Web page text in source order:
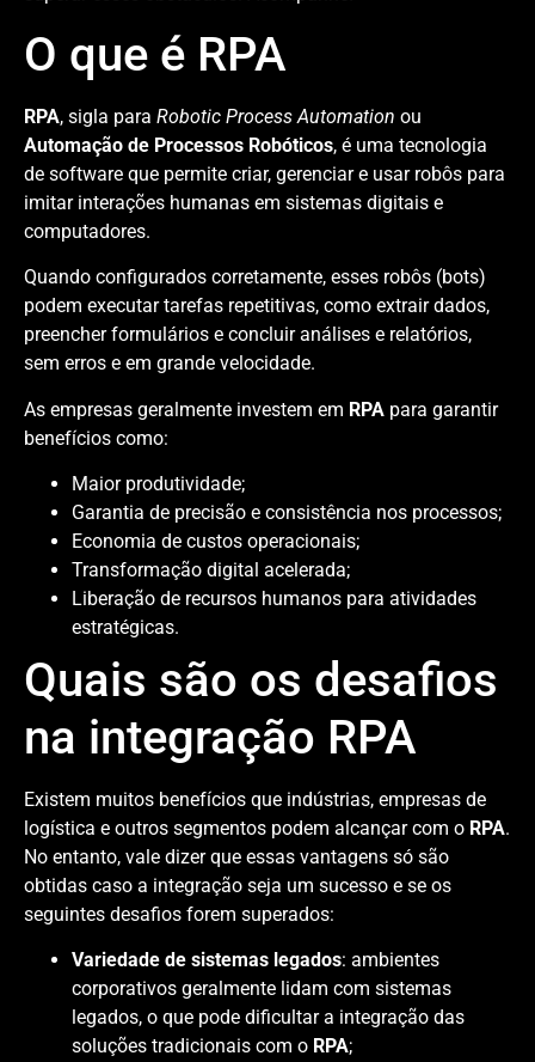
O que é RPA
RPA, sigla para Robotic Process Automation ou
Automação de Processos Robóticos, é uma tecnologia
de software que permite criar, gerenciar e usar robôs para
imitar interações humanas em sistemas digitais e
computadores.
Quando configurados corretamente, esses robôs (bots)
podem executar tarefas repetitivas, como extrair dados,
preencher formulários e concluir análises e relatórios,
sem erros e em grande velocidade.
As empresas geralmente investem em RPA para garantir
benefícios como:
Maior produtividade;
Garantia de precisão e consistência nos processos;
Economia de custos operacionais;
Transformação digital acelerada;
Liberação de recursos humanos para atividades
estratégicas.
Quais são os desafios
na integração RPA
Existem muitos benefícios que indústrias, empresas de
logística e outros segmentos podem alcançar com o RPA.
No entanto, vale dizer que essas vantagens só são
obtidas caso a integração seja um sucesso e se os
seguintes desafios forem superados:
Variedade de sistemas legados: ambientes
corporativos geralmente lidam com sistemas
legados, o que pode dificultar a integração das
soluções tradicionais com o RPA;